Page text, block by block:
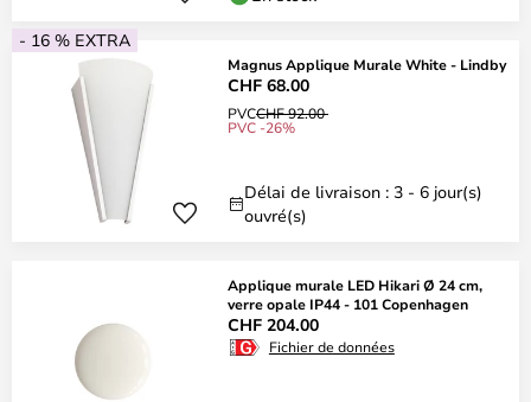
- 16 % EXTRA
Magnus Applique Murale White - Lindby
CHF 68.00
PVCCHF 92.00
PVC -26%
Délai de livraison : 3 - 6 jour(s)
ouvré(s)
Applique murale LED Hikari Ø 24 cm,
verre opale IP44 - 101 Copenhagen
CHF 204.00
Fichier de données